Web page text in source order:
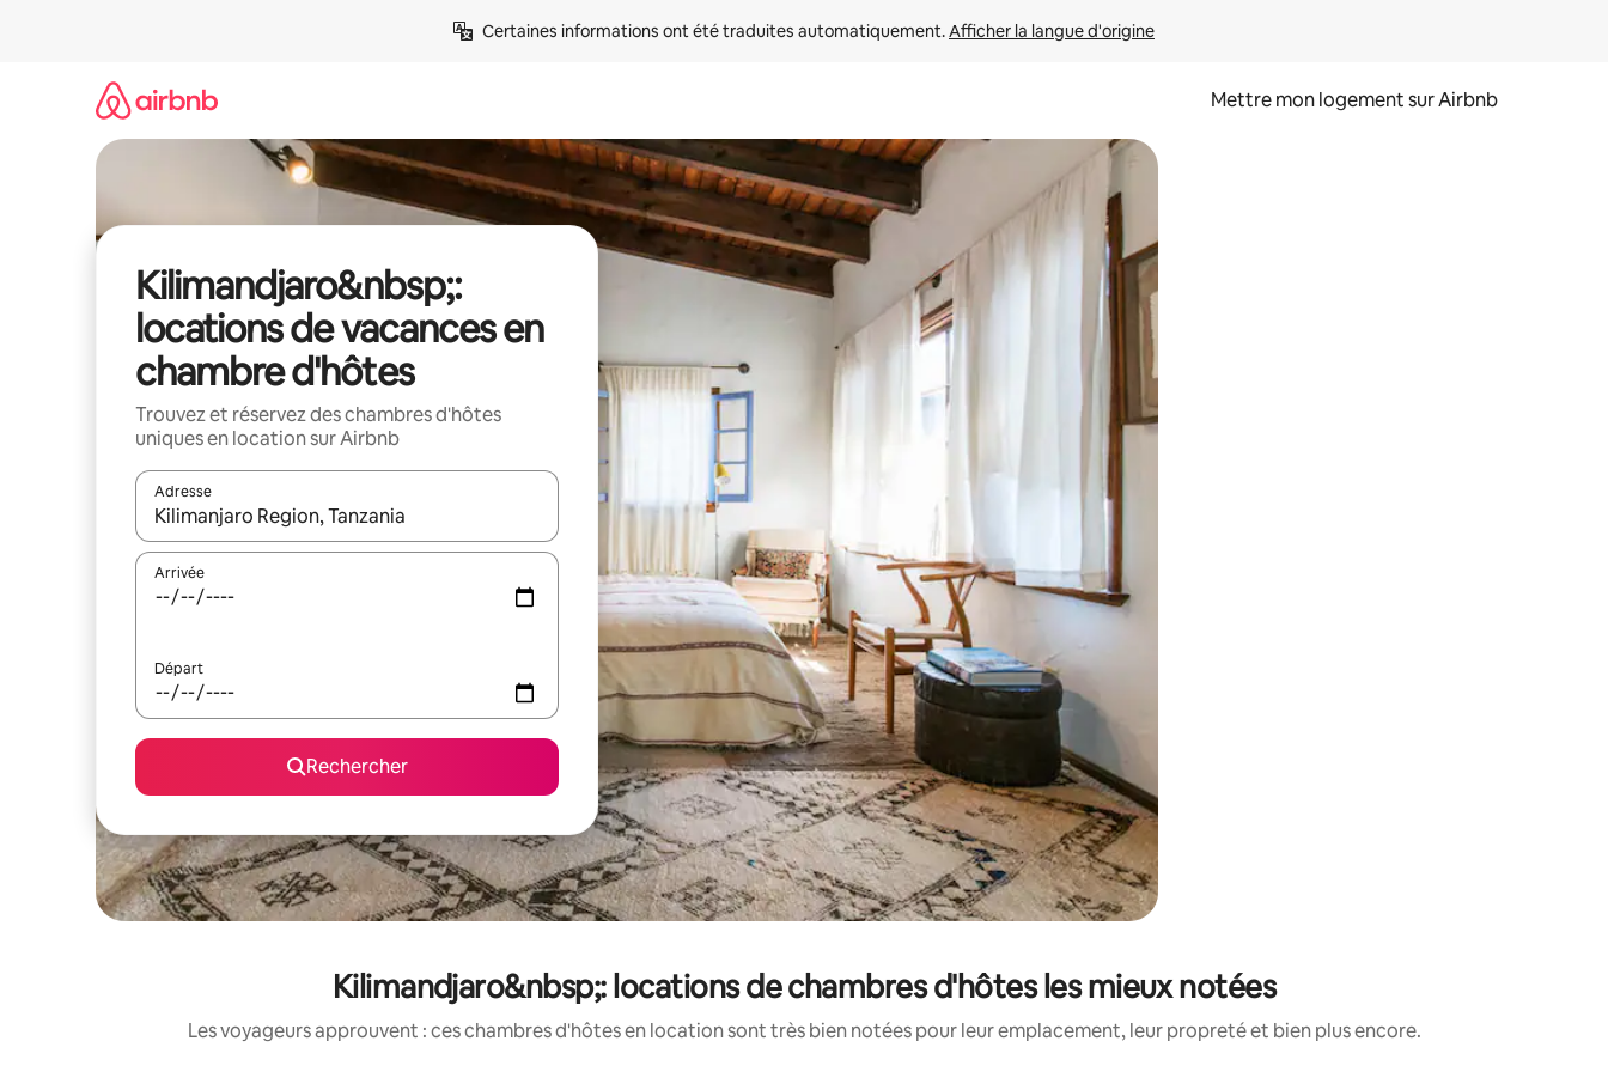
Certaines informations ont été traduites automatiquement. Afficher la langue d'origine
Mettre mon logement sur Airbnb
Kilimandjaro&nbsp;:
locations de vacances en
chambre d'hôtes
Trouvez et réservez des chambres d'hôtes
uniques en location sur Airbnb
Adresse
Lorsque les résultats s'affichent, utilisez les flèches vers le haut et vers le bas pour les parcourir ou en appuyant et en faisant glisser.
Arrivée
Départ
Rechercher
Kilimandjaro&nbsp;: locations de chambres d'hôtes les mieux notées
Les voyageurs approuvent : ces chambres d'hôtes en location sont très bien notées pour leur emplacement, leur propreté et bien plus encore.